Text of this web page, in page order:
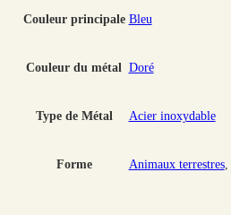
Couleur principale Bleu
Couleur du métal Doré
Type de Métal Acier inoxydable
Forme Animaux terrestres,